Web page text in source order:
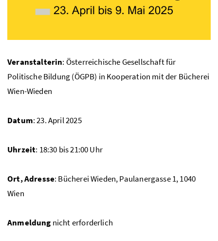
Veranstalterin: Österreichische Gesellschaft für
Politische Bildung (ÖGPB) in Kooperation mit der Bücherei
Wien-Wieden
Datum: 23. April 2025
Uhrzeit: 18:30 bis 21:00 Uhr
Ort, Adresse: Bücherei Wieden, Paulanergasse 1, 1040
Wien
Anmeldung nicht erforderlich